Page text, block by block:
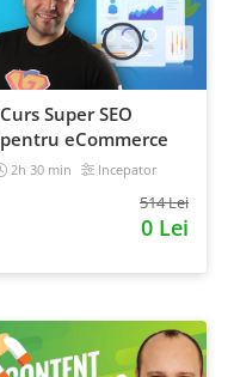
Curs Super SEO
pentru eCommerce
2h 30 min Incepator
514 Lei
0 Lei